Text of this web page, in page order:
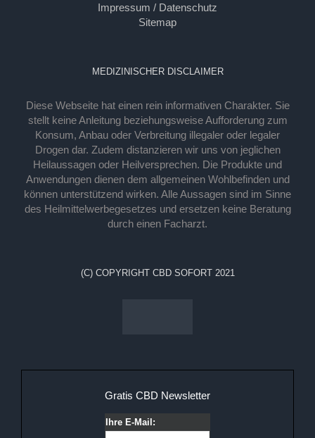
Impressum / Datenschutz
Sitemap
MEDIZINISCHER DISCLAIMER
Diese Webseite hat einen rein informativen Charakter. Sie
stellt keine Anleitung beziehungsweise Aufforderung zum
Konsum, Anbau oder Verbreitung illegaler oder legaler
Drogen dar. Zudem distanzieren wir uns von jeglichen
Heilaussagen oder Heilversprechen. Die Produkte und
Anwendungen dienen dem allgemeinen Wohlbefinden und
können unterstützend wirken. Alle Aussagen sind im Sinne
des Heilmittelwerbegesetzes und ersetzen keine Beratung
durch einen Facharzt.
(C) COPYRIGHT CBD SOFORT 2021
Gratis CBD Newsletter
Ihre E-Mail: